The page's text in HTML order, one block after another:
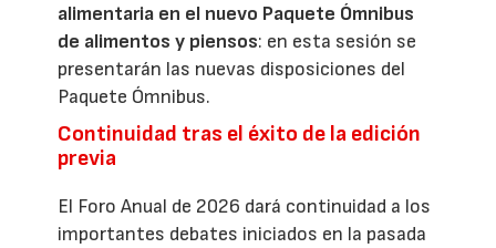
alimentaria en el nuevo Paquete Ómnibus
de alimentos y piensos: en esta sesión se
presentarán las nuevas disposiciones del
Paquete Ómnibus.
Continuidad tras el éxito de la edición
previa
El Foro Anual de 2026 dará continuidad a los
importantes debates iniciados en la pasada